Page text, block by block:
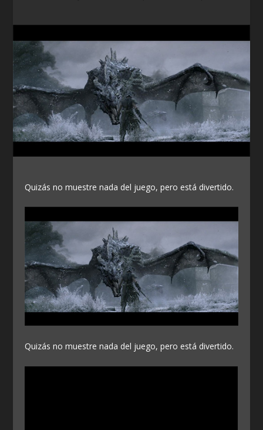
Quizás no muestre nada del juego, pero está divertido.
Quizás no muestre nada del juego, pero está divertido.